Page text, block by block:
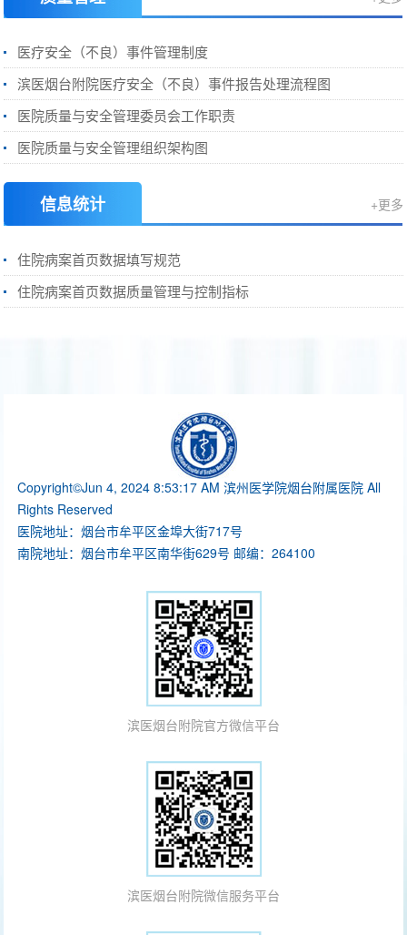
医疗安全（不良）事件管理制度
滨医烟台附院医疗安全（不良）事件报告处理流程图
医院质量与安全管理委员会工作职责
医院质量与安全管理组织架构图
信息统计 +更多
住院病案首页数据填写规范
住院病案首页数据质量管理与控制指标
Copyright©Jun 4, 2024 8:53:17 AM 滨州医学院烟台附属医院 All
Rights Reserved
医院地址：烟台市牟平区金埠大街717号
南院地址：烟台市牟平区南华街629号 邮编：264100
滨医烟台附院官方微信平台
滨医烟台附院微信服务平台